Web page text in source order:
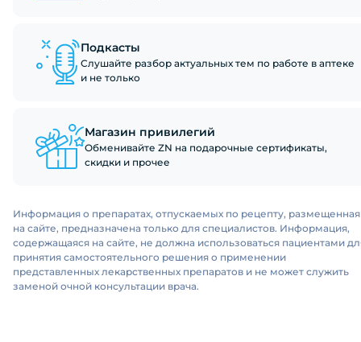
Подкасты
Слушайте разбор актуальных тем по работе в аптеке
и не только
Магазин привилегий
Обменивайте ZN на подарочные сертификаты,
скидки и прочее
Информация о препаратах, отпускаемых по рецепту, размещенная
на сайте, предназначена только для специалистов. Информация,
содержащаяся на сайте, не должна использоваться пациентами
принятия самостоятельного решения о применении
представленных лекарственных препаратов и не может служить
заменой очной консультации врача.